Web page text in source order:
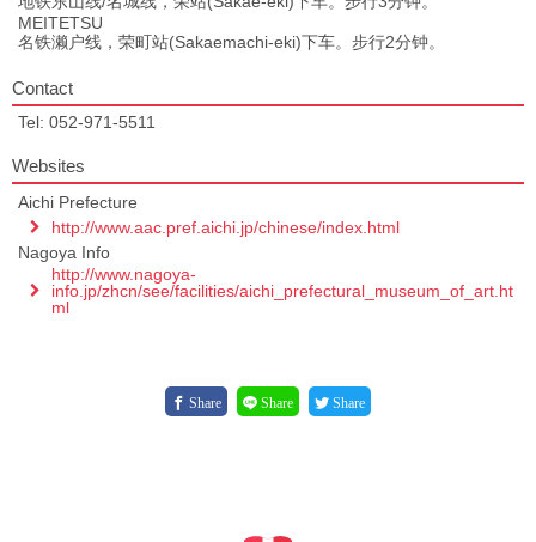
MEITETSU
名铁濑户线，荣町站(Sakaemachi-eki)下车。步行2分钟。
Contact
Tel: 052-971-5511
Websites
Aichi Prefecture
http://www.aac.pref.aichi.jp/chinese/index.html
Nagoya Info
http://www.nagoya-
info.jp/zhcn/see/facilities/aichi_prefectural_museum_of_art.ht
ml
Share Share Share